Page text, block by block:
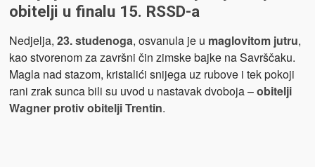
obitelji u finalu 15. RSSD-a
Nedjelja, 23. studenoga, osvanula je u maglovitom jutru,
kao stvorenom za završni čin zimske bajke na Savrščaku.
Magla nad stazom, kristalići snijega uz rubove i tek pokoji
rani zrak sunca bili su uvod u nastavak dvoboja –obitelji
Wagner protiv obitelji Trentin.